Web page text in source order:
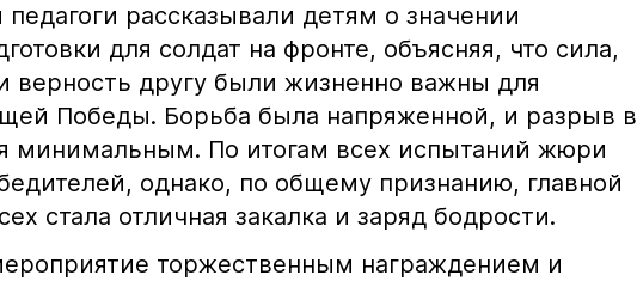
рассказывали детям о значении
для солдат на фронте, объясняя, что сила,
верность другу были жизненно важны для
Победы. Борьба была напряженной, и разрыв в
минимальным. По итогам всех испытаний жюри
однако, по общему признанию, главной
стала отличная закалка и заряд бодрости.
торжественным награждением и